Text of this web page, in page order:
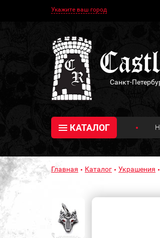
Укажите ваш город
Санкт-
КАТАЛОГ
Главная Каталог Украшения